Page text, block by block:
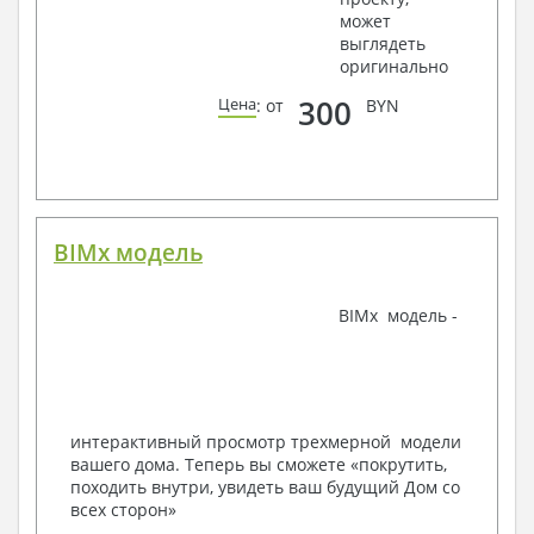
Ведомости расхода стали и бетона
3. Инженерный раздел (приобретается по желанию
Водоснабжение и канализация
канализации
Аксонометрическая схема водоснабжения и
канализации
Узлы и спецификация материалов
Спецификация материалов
Электротехнические решения:
Условные обозначения и общие данные
может
выглядеть
оригинально
Цена: от 300 BYN
BIMx модель
BIMx модель -
интерактивный просмотр трехмерной модели
вашего дома. Теперь вы сможете «покрутить,
походить внутри, увидеть ваш будущий Дом со
всех сторон»